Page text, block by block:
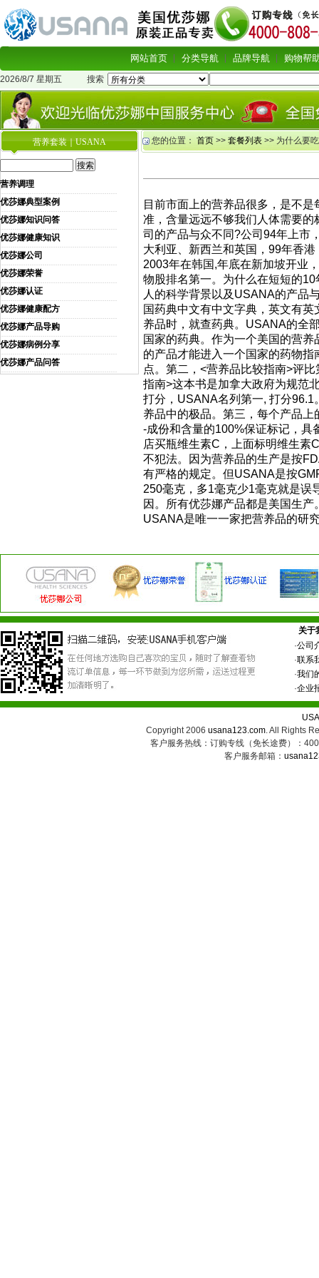
网站首页 分类导航 品牌导航 购物帮
2026/8/7 星期五 搜索
营养套装｜USANA
营养调理
优莎娜典型案例
优莎娜知识问答
优莎娜健康知识
优莎娜公司
优莎娜荣誉
优莎娜认证
优莎娜健康配方
优莎娜产品导购
优莎娜病例分享
优莎娜产品问答
您的位置： 首页 >> 套餐列表 >> 为什么要
目前市面上的营养品很多，是不
准，含量远远不够我们人体需要
司的产品与众不同?公司94年上市
大利亚、新西兰和英国，99年香
2003年在韩国,年底在新加坡开业
物股排名第一。为什么在短短的
人的科学背景以及USANA的产品
国药典中文有中文字典，英文有
养品时，就查药典。USANA的全
国家的药典。作为一个美国的营
的产品才能进入一个国家的药物
点。第二，<营养品比较指南>评
指南>这本书是加拿大政府为规范
打分，USANA名列第一, 打分
养品中的极品。第三，每个产品
-成份和含量的100%保证标记，具
店买瓶维生素C，上面标明维生素
不犯法。因为营养品的生产是按
有严格的规定。但USANA是按
250毫克，多1毫克少1毫克就是误
因。所有优莎娜产品都是美国生
USANA是唯一一家把营养品的研
关于
·公司
·联系
·我们
·企业
Copyright 2006 usana123.com. All Rights
客户服务热线：订购专线（免长途费）：
客户服务邮箱：